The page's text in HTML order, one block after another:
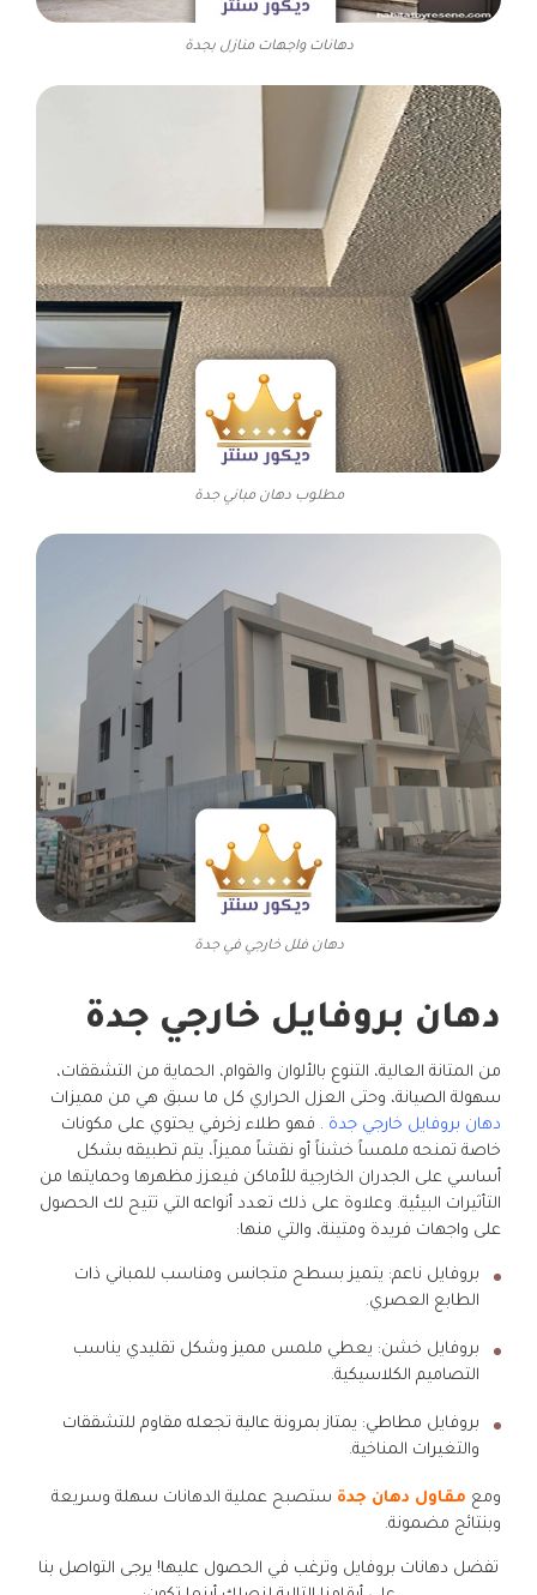
دهانات واجهات منازل بجدة
مطلوب دهان مباني جدة
دهان فلل خارجي في جدة
دهان بروفايل خارجي جدة
من المتانة العالية، التنوع بالألوان والقوام، الحماية من التشققات،
سهولة الصيانة، وحتى العزل الحراري كل ما سبق هي من مميزات
دهان بروفايل خارجي جدة . فهو طلاء زخرفي يحتوي على مكونات
خاصة تمنحه ملمساً خشناً أو نقشاً مميزاً، يتم تطبيقه بشكل
أساسي على الجدران الخارجية للأماكن فيعزز مظهرها وحمايتها من
التأثيرات البيئية. وعلاوة على ذلك تعدد أنواعه التي تتيح لك الحصول
على واجهات فريدة ومتينة، والتي منها:
بروفايل ناعم: يتميز بسطح متجانس ومناسب للمباني ذات
الطابع العصري.
بروفايل خشن: يعطي ملمس مميز وشكل تقليدي يناسب
التصاميم الكلاسيكية.
بروفايل مطاطي: يمتاز بمرونة عالية تجعله مقاوم للتشققات
والتغيرات المناخية.
ومع مقاول دهان جدة ستصبح عملية الدهانات سهلة وسريعة
وبنتائج مضمونة.
تفضل دهانات بروفايل وترغب في الحصول عليها! يرجى التواصل بنا